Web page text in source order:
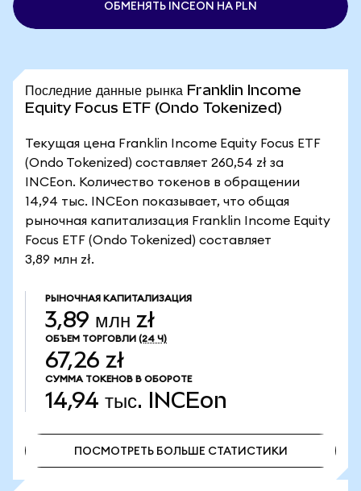
ОБМЕНЯТЬ INCEON НА PLN
Последние данные рынка Franklin Income
Equity Focus ETF (Ondo Tokenized)
Текущая цена Franklin Income Equity Focus ETF
(Ondo Tokenized) составляет 260,54 zł за
INCEon. Количество токенов в обращении
14,94 тыс. INCEon показывает, что общая
рыночная капитализация Franklin Income Equity
Focus ETF (Ondo Tokenized) составляет
3,89 млн zł.
РЫНОЧНАЯ КАПИТАЛИЗАЦИЯ
3,89 млн zł
ОБЪЕМ ТОРГОВЛИ (24 Ч)
67,26 zł
СУММА ТОКЕНОВ В ОБОРОТЕ
14,94 тыс. INCEon
ПОСМОТРЕТЬ БОЛЬШЕ СТАТИСТИКИ